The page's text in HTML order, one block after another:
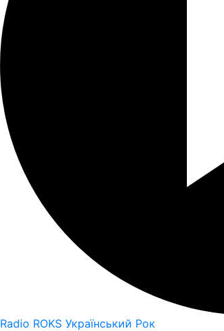
Radio ROKS Український Рок